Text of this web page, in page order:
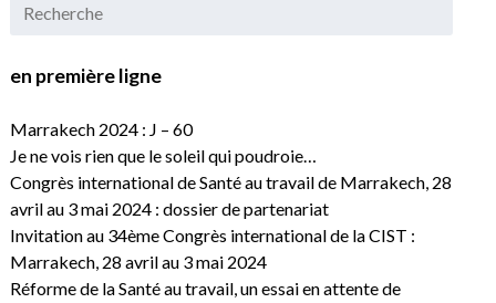
en première ligne
Marrakech 2024 : J – 60
Je ne vois rien que le soleil qui poudroie…
Congrès international de Santé au travail de Marrakech, 28
avril au 3 mai 2024 : dossier de partenariat
Invitation au 34ème Congrès international de la CIST :
Marrakech, 28 avril au 3 mai 2024
Réforme de la Santé au travail, un essai en attente de